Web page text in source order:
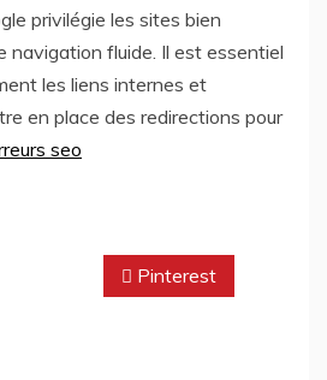
privilégie les sites bien
navigation fluide. Il est essentiel
les liens internes et
en place des redirections pour
seo
Pinterest